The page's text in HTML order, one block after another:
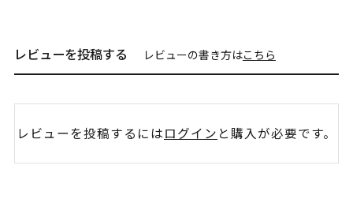
レビューを投稿する レビューの書き方はこちら
レビューを投稿するにはログイン と購入が必要です。